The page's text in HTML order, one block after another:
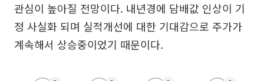
관심이 높아질 전망이다. 내년경에 담배값 인상이 기
정 사실화 되며 실적개선에 대한 기대감으로 주가가
계속해서 상승중이었기 때문이다.